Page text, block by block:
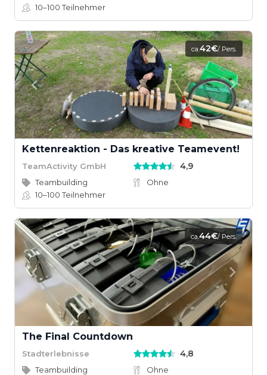
10–100Teilnehmer
ca.42€/ Pers.
Kettenreaktion - Das kreative Teamevent!
TeamActivity GmbH 4,9
Teambuilding
Ohne
10–100Teilnehmer
ca.44€/ Pers.
The Final Countdown
Stadterlebnisse 4,8
Teambuilding
Ohne